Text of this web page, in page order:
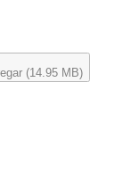
(14.95 MB)